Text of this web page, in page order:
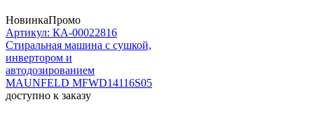
НовинкаПромо
Артикул: КА-00022816
Стиральная машина c сушкой,
инвертором и
автодозированием
MAUNFELD MFWD14116S05
доступно к заказу